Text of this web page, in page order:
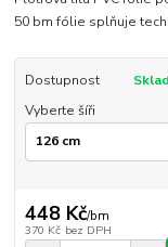
50 bm fólie splňuje
Dostupnost
Vyberte šíři
448 Kč/bm
370 Kč bez DPH